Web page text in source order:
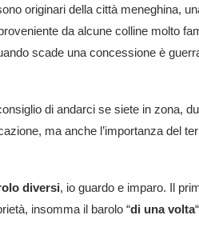
originari della città meneghina,
da alcune colline molto
scade una concessione è
di andarci se siete in zona,
ma anche l’importanza del
diversi, io guardo e imparo. Il
insomma il barolo “di una volta